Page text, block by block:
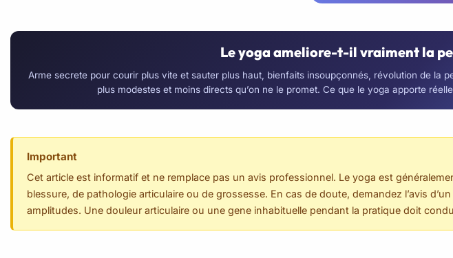
Le yoga ameliore-t-il vraiment la
Arme secrete pour courir plus vite et sauter plus haut, bienfaits insoupçonnés, révolution de la
plus modestes et moins directs qu’on ne le promet. Ce que le yoga apporte
Important
Cet article est informatif et ne remplace pas un avis professionnel. Le yoga est
blessure, de pathologie articulaire ou de grossesse. En cas de doute, demandez l’avis
amplitudes. Une douleur articulaire ou une gene inhabituelle pendant la pratique doit